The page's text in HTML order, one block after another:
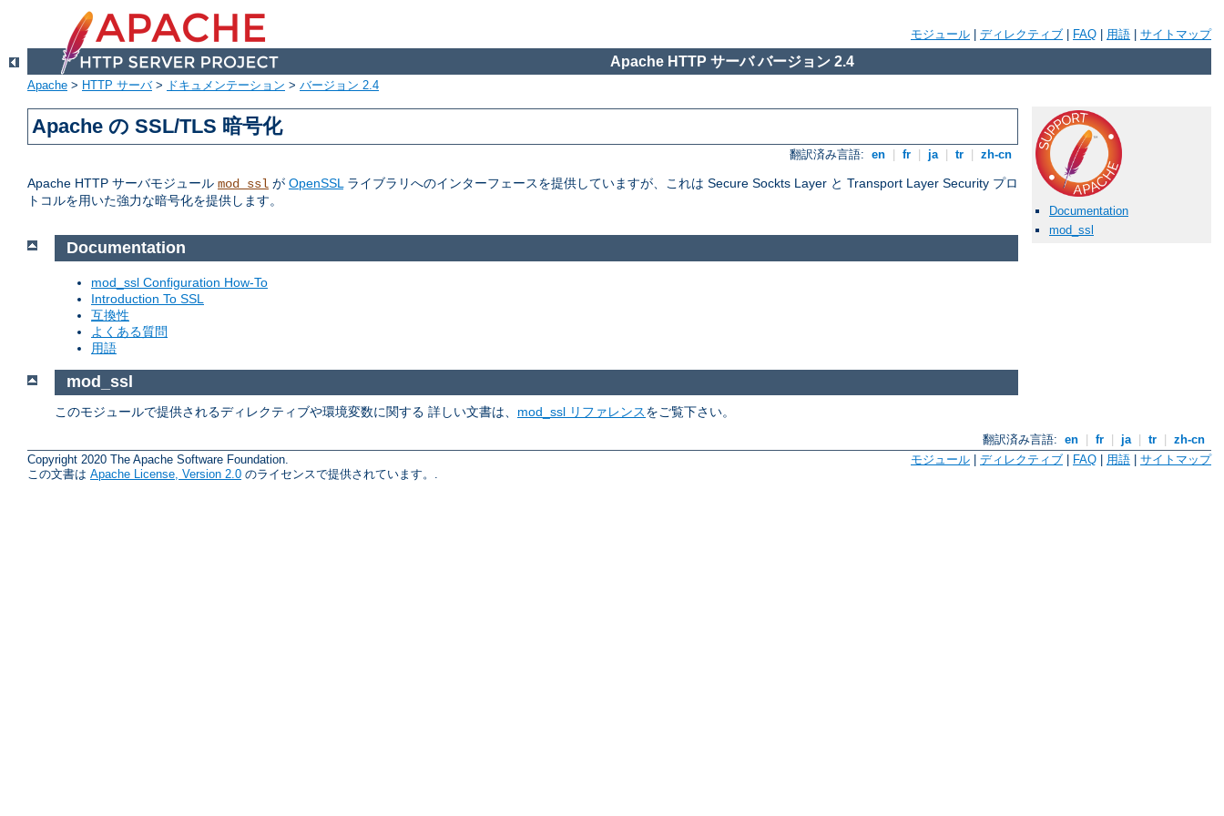
モジュール ディレクティブ FAQ 用語 サイトマップ
Apache HTTP サーバ バージョン 2.4
Apache > HTTP サーバ> ドキュメンテーション > バージョン 2.4
Apache の SSL/TLS 暗号化
翻訳済み言語: en fr ja tr zh-cn
Apache HTTP サーバモジュール mod_ssl が OpenSSLライブラリへのインターフェースを提供していますが、これは Secure Sockts Layer と Transport Layer Security プロ
トコルを用いた強力な暗号化を提供します。
Documentation
mod_ssl
Documentation
mod_ssl Configuration How-To
Introduction To SSL
互換性
よくある質問
用語
mod_ssl
このモジュールで提供されるディレクティブや環境変数に関する 詳しい文書は、 mod_ssl リファレンスをご覧下さい。
翻訳済み言語: en fr ja tr
zh-cn
Copyright 2020 The Apache Software Foundation.
この文書は Apache License, Version 2.0 のライセンスで提供されています。.
モジュール ディレクティブ FAQ 用語 サイトマップ